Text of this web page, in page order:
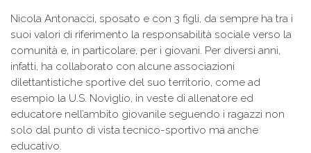
Nicola Antonacci, sposato e con 3 figli, da sempre ha tra i
suoi valori di riferimento la responsabilità sociale verso la
comunità e, in particolare, per i giovani. Per diversi anni,
infatti, ha collaborato con alcune associazioni
dilettantistiche sportive del suo territorio, come ad
esempio la U.S. Noviglio, in veste di allenatore ed
educatore nell’ambito giovanile seguendo i ragazzi non
solo dal punto di vista tecnico-sportivo ma anche
educativo.